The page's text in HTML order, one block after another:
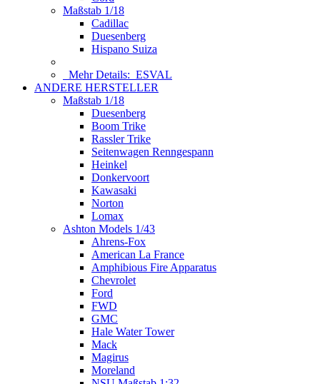
Maßstab 1/18
Cadillac
Duesenberg
Hispano Suiza
Mehr Details: ESVAL
ANDERE HERSTELLER
Maßstab 1/18
Duesenberg
Boom Trike
Rassler Trike
Seitenwagen Renngespann
Heinkel
Donkervoort
Kawasaki
Norton
Lomax
Ashton Models 1/43
Ahrens-Fox
American La France
Amphibious Fire Apparatus
Chevrolet
Ford
FWD
GMC
Hale Water Tower
Mack
Magirus
Moreland